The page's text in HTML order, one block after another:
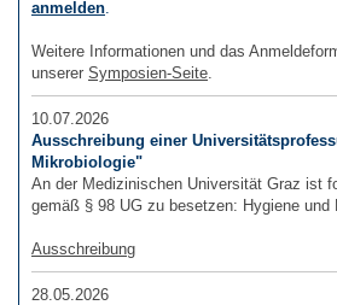
anmelden.
Weitere Informationen und das
unserer Symposien-Seite.
10.07.2026
Ausschreibung einer
Mikrobiologie"
An der Medizinischen Universität Graz ist
gemäß § 98 UG zu besetzen: Hygiene und
Ausschreibung
28.05.2026